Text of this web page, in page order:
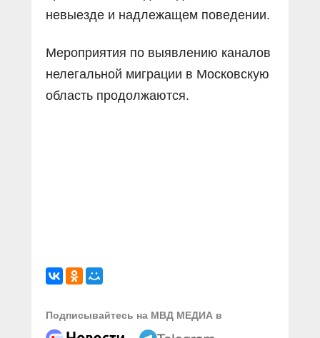
невыезде и надлежащем поведении.
Мероприятия по выявлению каналов
нелегальной миграции в Московскую
область продолжаются.
Подписывайтесь на МВД МЕДИА в